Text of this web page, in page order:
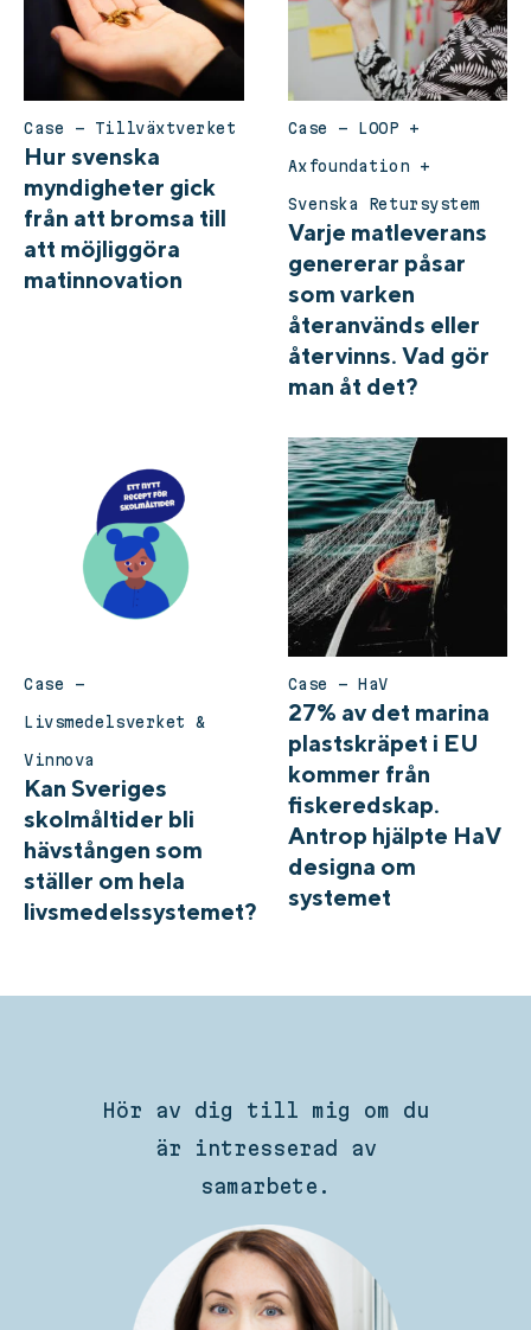
Case – Tillväxtverket
Hur svenska
myndigheter gick
från att bromsa till
att möjliggöra
matinnovation
Case – LOOP +
Axfoundation +
Svenska Retursystem
Varje matleverans
genererar påsar
som varken
återanvänds eller
återvinns. Vad gör
man åt det?
Case –
Livsmedelsverket &
Vinnova
Kan Sveriges
skolmåltider bli
hävstången som
ställer om hela
livsmedelssystemet?
Case – HaV
27% av det marina
plastskräpet i EU
kommer från
fiskeredskap.
Antrop hjälpte HaV
designa om
systemet
Hör av dig till mig om du
är intresserad av
samarbete.